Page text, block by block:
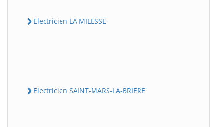
Electricien LA MILESSE
Electricien SAINT-MARS-LA-BRIERE